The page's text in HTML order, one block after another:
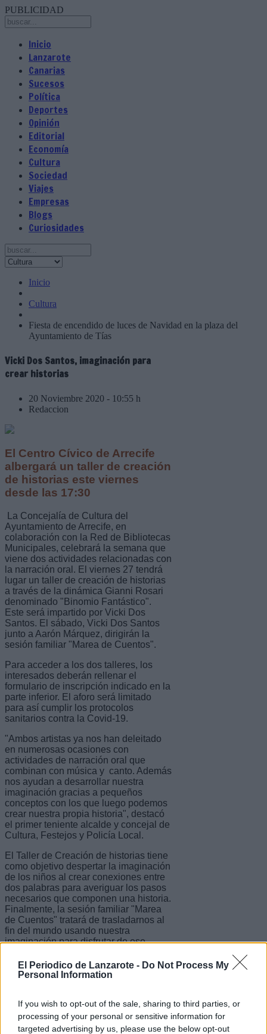
El Periodico de Lanzarote - Do Not Process My
Personal Information
If you wish to opt-out of the sale, sharing to third parties, or
processing of your personal or sensitive information for
targeted advertising by us, please use the below opt-out
PUBLICIDAD
Inicio
Lanzarote
Canarias
Sucesos
Política
Deportes
Opinión
Editorial
Economía
Cultura
Sociedad
Viajes
Empresas
Blogs
Curiosidades
Inicio
Cultura
Fiesta de encendido de luces de Navidad en la plaza del
Ayuntamiento de Tías
Vicki Dos Santos, imaginación para
crear historias
20 Noviembre 2020 - 10:55 h
Redaccion
El Centro Cívico de Arrecife
albergará un taller de creación
de historias este viernes
desde las 17:30
La Concejalía de Cultura del
Ayuntamiento de Arrecife, en
colaboración con la Red de Bibliotecas
Municipales, celebrará la semana que
viene dos actividades relacionadas con
la narración oral. El viernes 27 tendrá
lugar un taller de creación de historias
a través de la dinámica Gianni Rosari
denominado "Binomio Fantástico".
Este será impartido por Vicki Dos
Santos. El sábado, Vicki Dos Santos
junto a Aarón Márquez, dirigirán la
sesión familiar "Marea de Cuentos".
Para acceder a los dos talleres, los
interesados deberán rellenar el
formulario de inscripción indicado en la
parte inferior. El aforo será limitado
para así cumplir los protocolos
sanitarios contra la Covid-19.
"Ambos artistas ya nos han deleitado
en numerosas ocasiones con
actividades de narración oral que
combinan con música y canto. Además
nos ayudan a desarrollar nuestra
imaginación gracias a pequeños
conceptos con los que luego podemos
crear nuestra propia historia", destacó
el primer teniente alcalde y concejal de
Cultura, Festejos y Policía Local.
El Taller de Creación de historias tiene
como objetivo despertar la imaginación
de los niños al crear conexiones entre
dos palabras para averiguar los pasos
necesarios que componen una historia.
Finalmente, la sesión familiar "Marea
de Cuentos" tratará de trasladarnos al
fin del mundo usando nuestra
imaginación para disfrutar de ese
Vicki Dos Santos es educadora infantil,
Aarón Márquez es un violonchelista,
pedagogo, folclorista y educador de
teatro.